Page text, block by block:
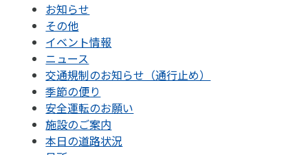
お知らせ
その他
イベント情報
ニュース
交通規制のお知らせ（通行止め）
季節の便り
安全運転のお願い
施設のご案内
本日の道路状況